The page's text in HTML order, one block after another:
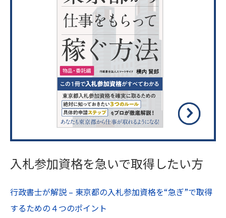
入札参加資格を急いで取得したい方
行政書士が解説 – 東京都の入札参加資格を“急ぎ”で取得
するための４つのポイント